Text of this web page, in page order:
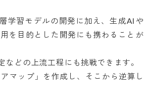
学習モデルの開発に加え、生成AIや
を目的とした開発にも携わることが
どの上流工程にも挑戦できます。
マップ」を作成し、そこから逆算し